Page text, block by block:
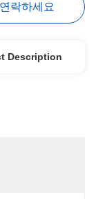
락하세요
Description